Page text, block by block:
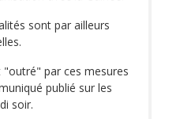
sont par ailleurs
par ces mesures
publié sur les
soir.